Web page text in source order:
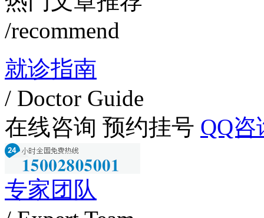
/recommend
就诊指南
/ Doctor Guide
在线咨询 预约挂号 QQ咨
专家团队